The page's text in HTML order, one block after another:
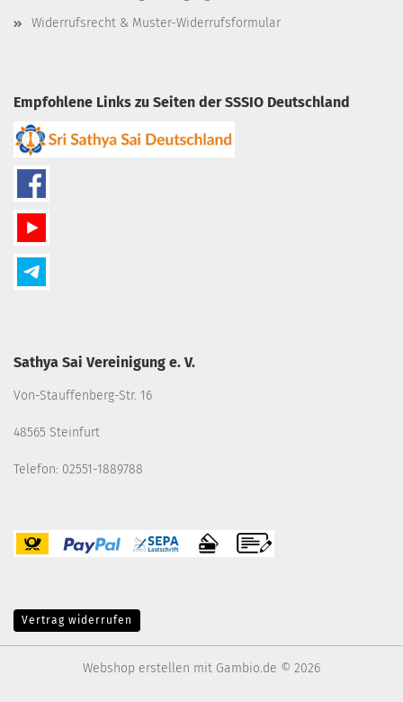
Widerrufsrecht & Muster-Widerrufsformular
Empfohlene Links zu Seiten der SSSIO Deutschland
Sathya Sai Vereinigung e. V.
Von-Stauffenberg-Str. 16
48565 Steinfurt
Telefon: 02551-1889788
Vertrag widerrufen
Webshop erstellen mit Gambio.de © 2026